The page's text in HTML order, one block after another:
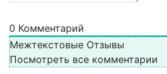
0 Комментарий
Межтекстовые Отзывы
Посмотреть все комментарии